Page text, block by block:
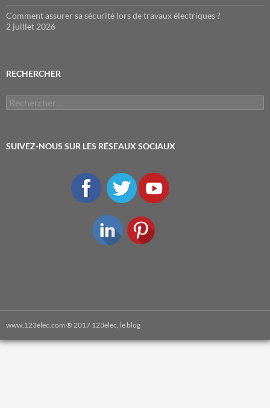
Comment assurer sa sécurité lors de travaux électriques ?
2 juillet 2026
RECHERCHER
Rechercher :
SUIVEZ-NOUS SUR LES RÉSEAUX SOCIAUX
www.123elec.com ® 2017 123elec, le blog